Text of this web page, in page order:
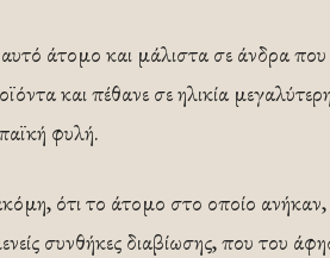
άτομο και μάλιστα σε άνδρα που
και πέθανε σε ηλικία
φυλή.
ότι το άτομο στο οποίο ανήκαν,
συνθήκες διαβίωσης, που του